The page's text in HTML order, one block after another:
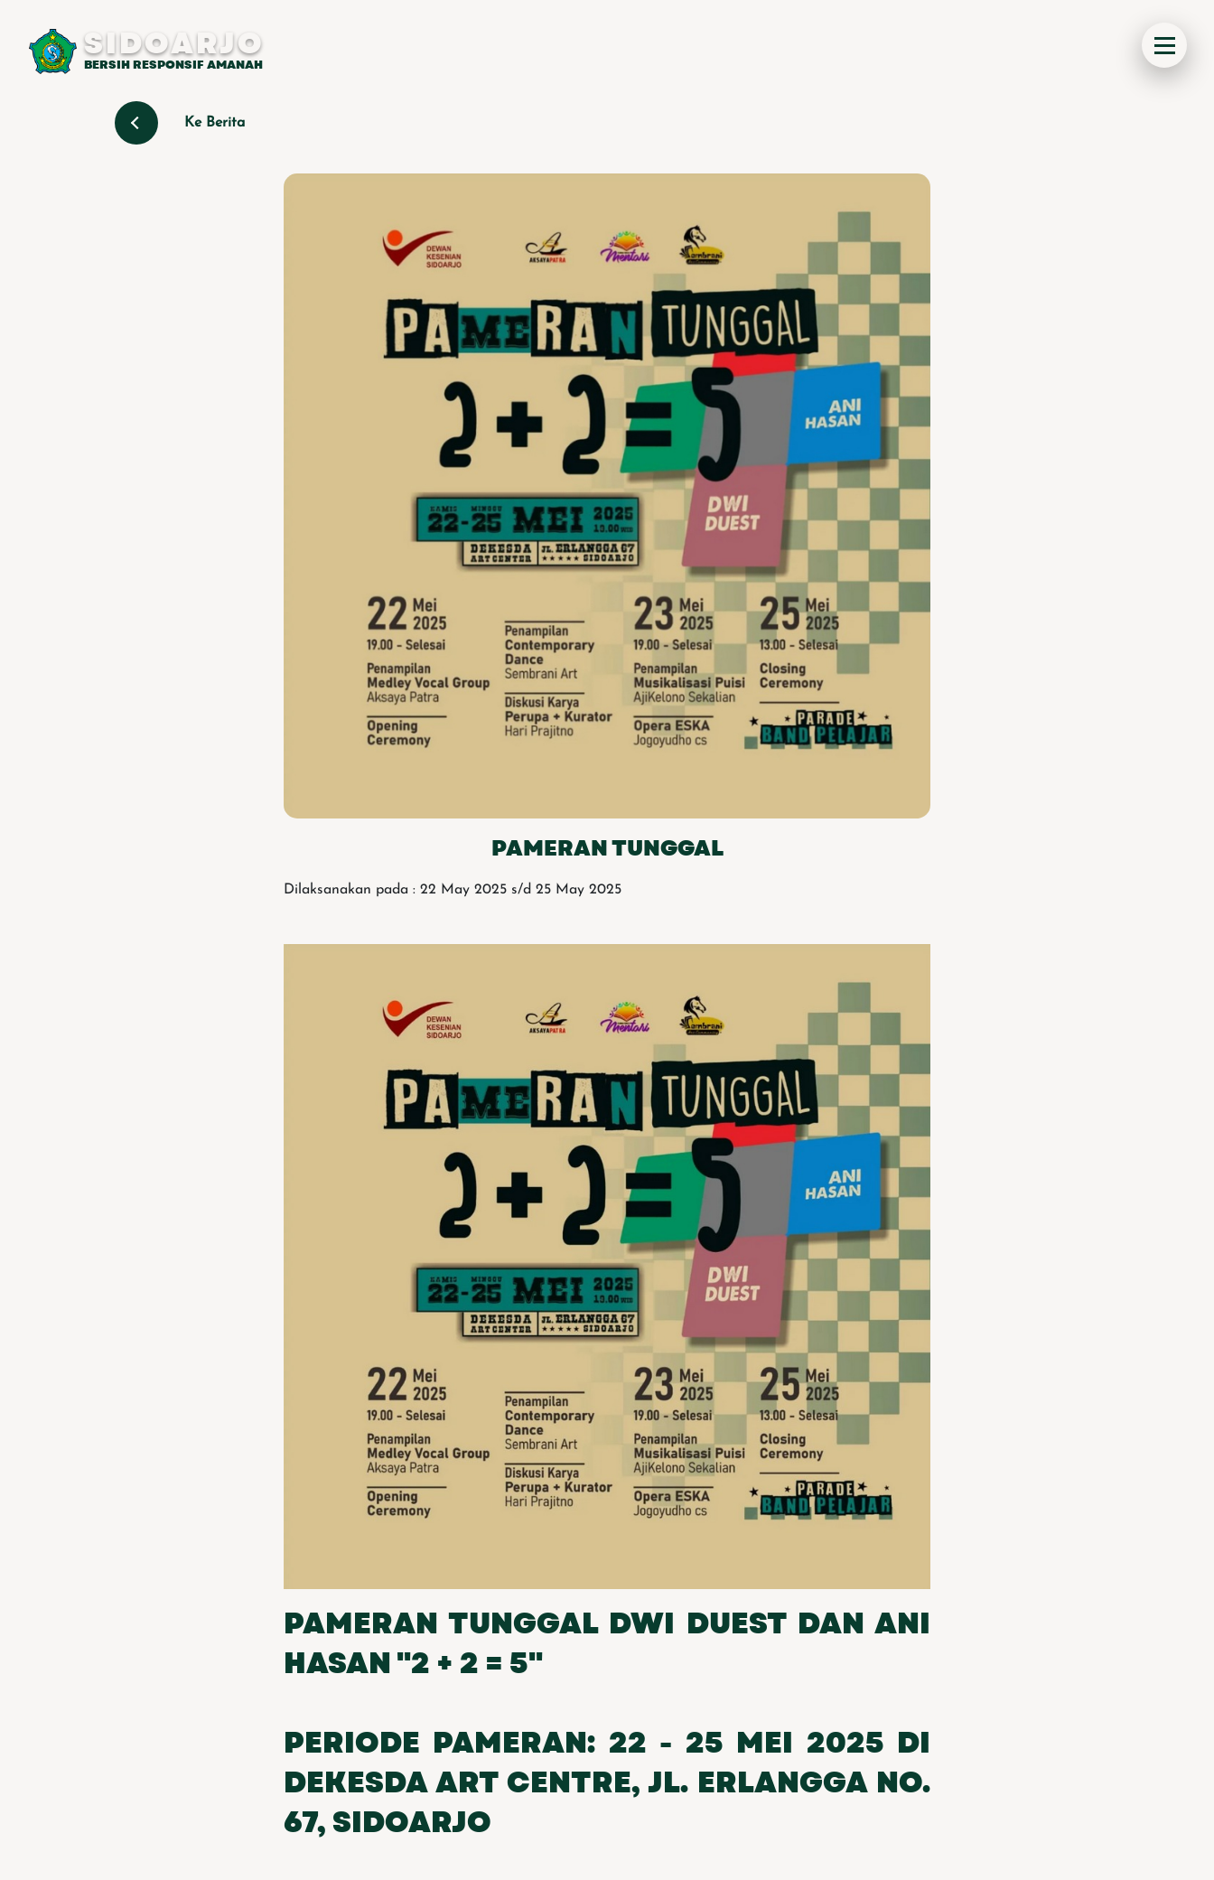
SIDOARJO
BERSIH RESPONSIF AMANAH
Ke Berita
PAMERAN TUNGGAL
Dilaksanakan pada : 22 May 2025 s/d 25 May 2025
PAMERAN TUNGGAL DWI DUEST DAN ANI
HASAN "2 + 2 = 5"
PERIODE PAMERAN: 22 - 25 MEI 2025 DI
DEKESDA ART CENTRE, JL. ERLANGGA NO.
67, SIDOARJO